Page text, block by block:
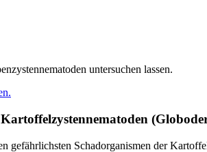
untersuchen lassen.
Schadorganismen der